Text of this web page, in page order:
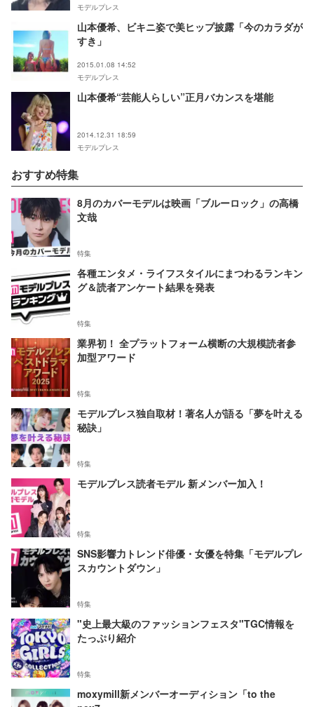
モデルプレス
山本優希、ビキニ姿で美ヒップ披露「今のカラダが
すき」
2015.01.08 14:52
モデルプレス
山本優希“芸能人らしい”正月バカンスを堪能
2014.12.31 18:59
モデルプレス
おすすめ特集
8月のカバーモデルは映画「ブルーロック」の高橋
文哉
特集
各種エンタメ・ライフスタイルにまつわるランキン
グ＆読者アンケート結果を発表
特集
業界初！ 全プラットフォーム横断の大規模読者参
加型アワード
特集
モデルプレス独自取材！著名人が語る「夢を叶える
秘訣」
特集
モデルプレス読者モデル 新メンバー加入！
特集
SNS影響力トレンド俳優・女優を特集「モデルプレ
スカウントダウン」
特集
"史上最大級のファッションフェスタ"TGC情報を
たっぷり紹介
特集
moxymill新メンバーオーディション「to the